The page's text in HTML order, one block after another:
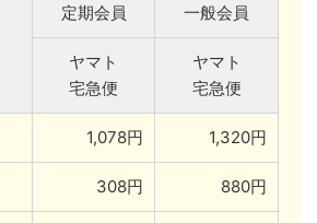
定期会員 一般会員
ヤマト
宅急便
ヤマト
宅急便
1,078円 1,320円
308円 880円